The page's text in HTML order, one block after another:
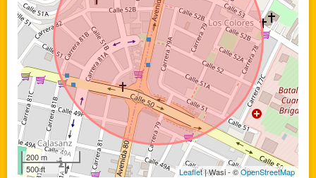
200 m
500 ft
Leaflet| Wasi - ©OpenStreetMap